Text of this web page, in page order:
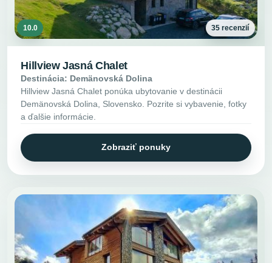
10.0 35 recenzií
Hillview Jasná Chalet
Destinácia: Demänovská Dolina
Hillview Jasná Chalet ponúka ubytovanie v destinácii
Demänovská Dolina, Slovensko. Pozrite si vybavenie, fotky
a ďalšie informácie.
Zobraziť ponuky